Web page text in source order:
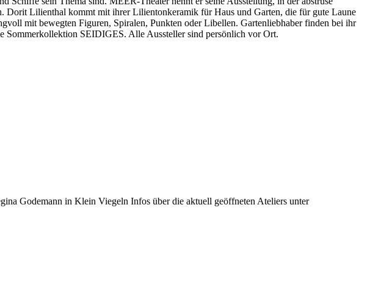
Dorit Lilienthal kommt mit ihrer Lilientonkeramik für Haus und Garten, die für gute Laune
mit bewegten Figuren, Spiralen, Punkten oder Libellen. Gartenliebhaber finden bei ihr
Sommerkollektion SEIDIGES. Alle Aussteller sind persönlich vor Ort.
Godemann in Klein Viegeln Infos über die aktuell geöffneten Ateliers unter